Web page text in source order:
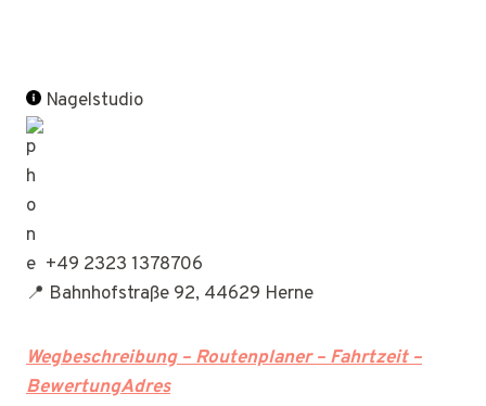
Nagelstudio
+49 2323 1378706
📍 Bahnhofstraße 92, 44629 Herne
Wegbeschreibung – Routenplaner – Fahrtzeit –
BewertungAdres